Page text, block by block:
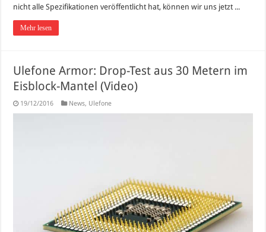
nicht alle Spezifikationen veröffentlicht hat, können wir uns jetzt ...
Mehr lesen
Ulefone Armor: Drop-Test aus 30 Metern im
Eisblock-Mantel (Video)
19/12/2016 News, Ulefone